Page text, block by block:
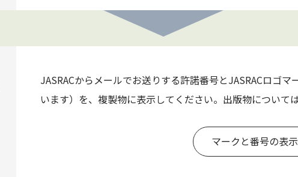
JASRACからメールでお送りする許諾番号とJASRACロゴ
います）を、複製物に表示してください。出版物について
マークと番号の表